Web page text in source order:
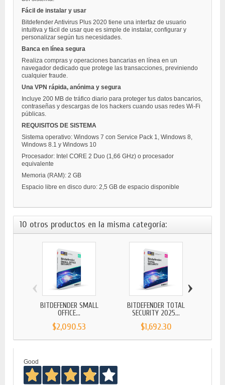
Fácil de instalar y usar
Bitdefender Antivirus Plus 2020 tiene una interfaz de usuario
intuitiva y fácil de usar que es simple de instalar, configurar y
personalizar según tus necesidades.
Banca en línea segura
Realiza compras y operaciones bancarias en línea en un
navegador dedicado que protege las transacciones, previniendo
cualquier fraude.
Una VPN rápida, anónima y segura
Incluye 200 MB de tráfico diario para proteger tus datos bancarios,
contraseñas y descargas de los hackers cuando usas redes Wi-Fi
públicas.
REQUISITOS DE SISTEMA
Sistema operativo: Windows 7 con Service Pack 1, Windows 8,
Windows 8.1 y Windows 10
Procesador: Intel CORE 2 Duo (1,66 GHz) o procesador
equivalente
Memoria (RAM): 2 GB
Espacio libre en disco duro: 2,5 GB de espacio disponible
10 otros productos en la misma categoría:
BITDEFENDER SMALL
OFFICE...
$2,090.53
BITDEFENDER TOTAL
SECURITY 2025...
$1,692.30
‹ ›
Good